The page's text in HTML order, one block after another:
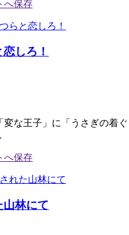
しろ！
変な王子」に「うさぎの着
山林にて